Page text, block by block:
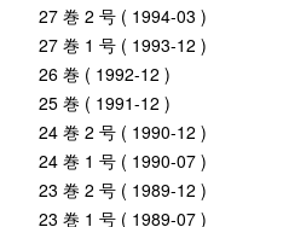
27 巻 2 号 ( 1994-03 )
27 巻 1 号 ( 1993-12 )
26 巻 ( 1992-12 )
25 巻 ( 1991-12 )
24 巻 2 号 ( 1990-12 )
24 巻 1 号 ( 1990-07 )
23 巻 2 号 ( 1989-12 )
23 巻 1 号 ( 1989-07 )